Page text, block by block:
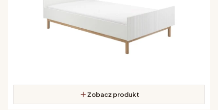
Zobacz produkt